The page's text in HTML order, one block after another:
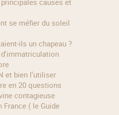
un chapeau ?
et bien l'utiliser
en 20 questions
contagieuse